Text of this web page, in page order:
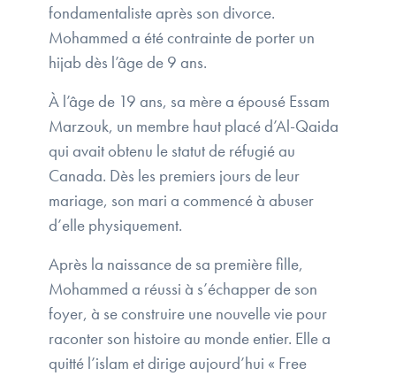
fondamentaliste après son divorce.
Mohammed a été contrainte de porter un
hijab dès l’âge de 9 ans.
À l’âge de 19 ans, sa mère a épousé Essam
Marzouk, un membre haut placé d’Al-Qaida
qui avait obtenu le statut de réfugié au
Canada. Dès les premiers jours de leur
mariage, son mari a commencé à abuser
d’elle physiquement.
Après la naissance de sa première fille,
Mohammed a réussi à s’échapper de son
foyer, à se construire une nouvelle vie pour
raconter son histoire au monde entier. Elle a
quitté l’islam et dirige aujourd’hui « Free